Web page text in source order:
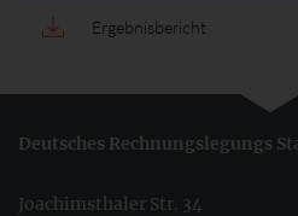
Ergebnisbericht
Deutsches Rechnungslegungs
Joachimsthaler Str. 34